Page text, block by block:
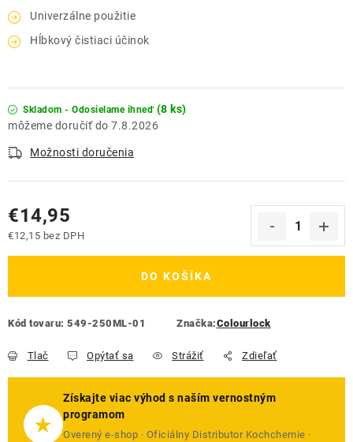
Univerzálne použitie
Hĺbkový čistiaci účinok
Skladom - Odosielame ihneď (8 ks)
7.8.2026
Možnosti doručenia
€14,95
€12,15 bez DPH
DO KOŠÍKA
Kód tovaru: 549-250ML-01 Značka:Colourlock
Tlač Opýtať sa Strážiť Zdieľať
★
Získajte viac výhod s naším vernostným
programom
Overený e-shop · Oficiálny Distributor Kochchemie ·